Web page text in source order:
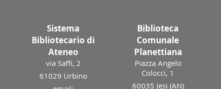
Sistema
Bibliotecario di
Ateneo
via Saffi, 2
61029 Urbino
Biblioteca
Comunale
Planettiana
Piazza Angelo
Colocci, 1
60035 Jesi (AN)